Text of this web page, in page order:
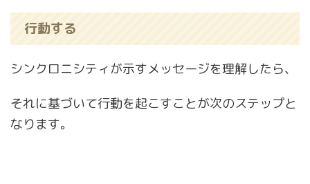
行動する
シンクロニシティが示すメッセージを理解したら、
それに基づいて行動を起こすことが次のステップと
なります。